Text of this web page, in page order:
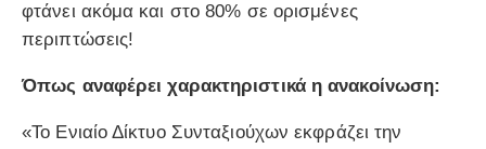
φτάνει ακόμα και στο 80% σε ορισμένες
περιπτώσεις!
Όπως αναφέρει χαρακτηριστικά η ανακοίνωση:
«Το Ενιαίο Δίκτυο Συνταξιούχων εκφράζει την